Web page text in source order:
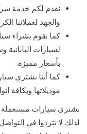
نقدم لكم خدمة
والجهد لعملائنا
كما نقوم بشراء
لسيارات اليابانية
بأسعار مميزة.
كما أننا نشتري
موديلاتها وبكافة
نشتري سيارات مستعملة
لذلك لا تتردوا في